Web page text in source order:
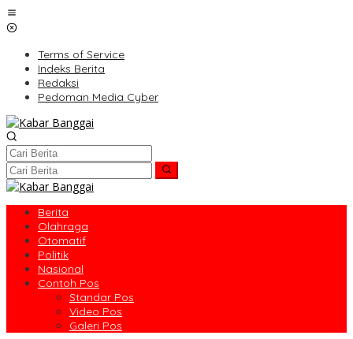
Lewati
ke
Terms of Service
Indeks Berita
Redaksi
Pedoman Media Cyber
Berita
Olahraga
Otomatif
Politik
Nasional
Contoh Pos
Standar Pos
Video Pos
Galeri Pos